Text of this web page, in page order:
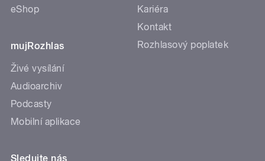
eShop
mujRozhlas
Živé vysílání
Audioarchiv
Podcasty
Mobilní aplikace
Kariéra
Kontakt
Rozhlasový poplatek
Sledujte nás